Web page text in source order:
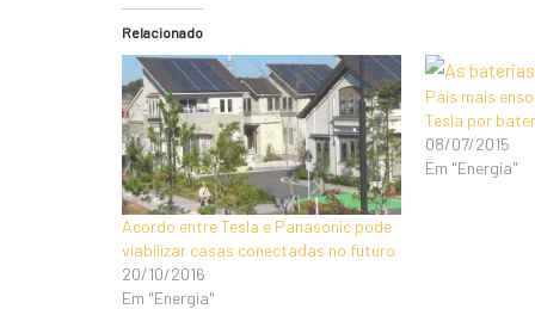
Relacionado
Acordo entre Tesla e Panasonic pode
viabilizar casas conectadas no futuro
20/10/2016
Em "Energia"
País mais
Tesla por
08/07/2015
Em "Energia"